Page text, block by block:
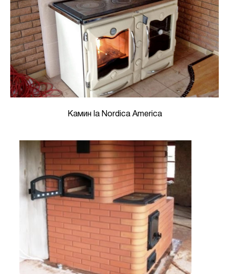
Камин la Nordica America